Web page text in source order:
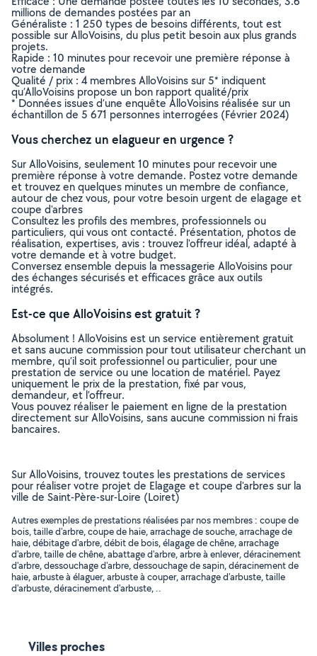
millions de demandes postées par an
Généraliste : 1 250 types de besoins différents, tout est
possible sur AlloVoisins, du plus petit besoin aux plus grands
projets.
Rapide : 10 minutes pour recevoir une première réponse à
votre demande
Qualité / prix : 4 membres AlloVoisins sur 5* indiquent
qu’AlloVoisins propose un bon rapport qualité/prix
* Données issues d’une enquête AlloVoisins réalisée sur un
échantillon de 5 671 personnes interrogées (Février 2024)
Vous cherchez un elagueur en urgence ?
Sur AlloVoisins, seulement 10 minutes pour recevoir une
première réponse à votre demande. Postez votre demande
et trouvez en quelques minutes un membre de confiance,
autour de chez vous, pour votre besoin urgent de elagage et
coupe d'arbres
Consultez les profils des membres, professionnels ou
particuliers, qui vous ont contacté. Présentation, photos de
réalisation, expertises, avis : trouvez l'offreur idéal, adapté à
votre demande et à votre budget.
Conversez ensemble depuis la messagerie AlloVoisins pour
des échanges sécurisés et efficaces grâce aux outils
intégrés.
Est-ce que AlloVoisins est gratuit ?
Absolument ! AlloVoisins est un service entièrement gratuit
et sans aucune commission pour tout utilisateur cherchant un
membre, qu’il soit professionnel ou particulier, pour une
prestation de service ou une location de matériel. Payez
uniquement le prix de la prestation, fixé par vous,
demandeur, et l’offreur.
Vous pouvez réaliser le paiement en ligne de la prestation
directement sur AlloVoisins, sans aucune commission ni frais
bancaires.
Sur AlloVoisins, trouvez toutes les prestations de services
pour réaliser votre projet de Elagage et coupe d'arbres sur la
ville de Saint-Père-sur-Loire (Loiret)
Autres exemples de prestations réalisées par nos membres : coupe de
bois, taille d'arbre, coupe de haie, arrachage de souche, arrachage de
haie, débitage d'arbre, débit de bois, élagage de chêne, arrachage
d'arbre, taille de chêne, abattage d'arbre, arbre à enlever, déracinement
d'arbre, dessouchage d'arbre, dessouchage de sapin, déracinement de
haie, arbuste à élaguer, arbuste à couper, arrachage d'arbuste, taille
d'arbuste, déracinement d'arbuste, ..
Villes proches